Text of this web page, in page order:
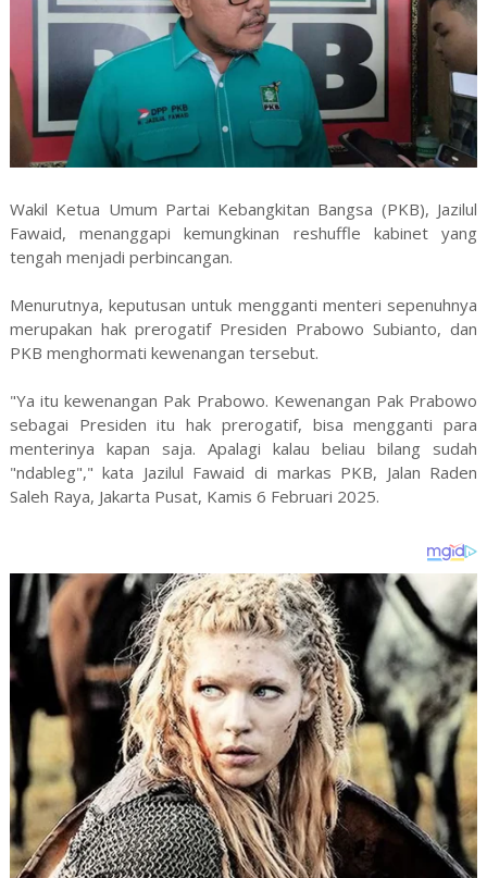
Wakil Ketua Umum Partai Kebangkitan Bangsa (PKB), Jazilul
Fawaid, menanggapi kemungkinan reshuffle kabinet yang
tengah menjadi perbincangan.
Menurutnya, keputusan untuk mengganti menteri sepenuhnya
merupakan hak prerogatif Presiden Prabowo Subianto, dan
PKB menghormati kewenangan tersebut.
"Ya itu kewenangan Pak Prabowo. Kewenangan Pak Prabowo
sebagai Presiden itu hak prerogatif, bisa mengganti para
menterinya kapan saja. Apalagi kalau beliau bilang sudah
"ndableg"," kata Jazilul Fawaid di markas PKB, Jalan Raden
Saleh Raya, Jakarta Pusat, Kamis 6 Februari 2025.